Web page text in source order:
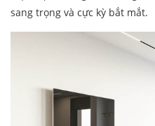
sang trọng và cực kỳ bắt mắt.